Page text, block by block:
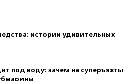
истории удивительных
под воду: зачем на суперъяхты